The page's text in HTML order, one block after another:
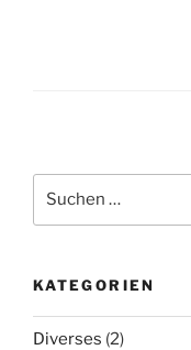
nach:
KATEGORIEN
Diverses (2)